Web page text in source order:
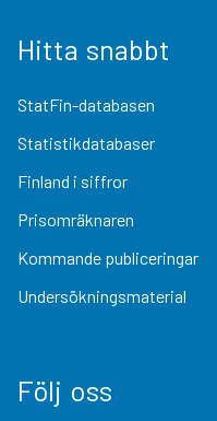
Hitta snabbt
StatFin-databasen
Statistikdatabaser
Finland i siffror
Prisomräknaren
Kommande publiceringar
Undersökningsmaterial
Följ oss